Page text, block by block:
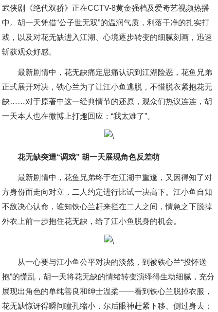
武侠剧《绝代双骄》正在CCTV-8黄金强档及爱奇艺视频热播
中。胡一天凭借“公子世无双”的温润气质，利落干净的扎实打
戏，以及对花无缺进入江湖、心境逐步转变的细腻刻画，迅速
斩获观众好感。
最新剧情中，花无缺痛定思痛认识到江湖险恶，花鱼兄弟
正式展开对决，铁心兰为了让江小鱼逃脱，不惜脱衣紧抱花无
缺……对于原著中这一经典情节的还原，观众们热议连连，胡
一天本人也在微博上打趣回应：“我太难了”。
花无缺突遭“调戏” 胡一天展现角色反差萌
最新剧情中，花鱼兄弟终于在江湖中重逢，又因得知了对
方身份而走向对立，二人约定进行比试一决高下。江小鱼自知
不敌决心认命，谁知铁心兰赶来拦在二人之间，情急之下脱掉
外衣上前一步抱住花无缺，给了江小鱼脱身的机会。
从一心要与江小鱼公平对决的淡然，到被铁心兰“投怀送
抱”的慌乱，胡一天将花无缺的情绪转变演绎得生动细腻，充分
展现出角色的单纯善良和绅士温柔——看到铁心兰脱掉衣服，
花无缺惊讶得瞬间瞳孔缩小，尔后眼神赶紧下移、侧过身去；